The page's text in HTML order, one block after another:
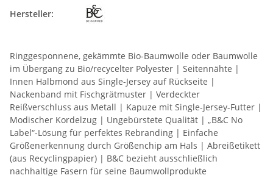
Hersteller:
Ringgesponnene, gekämmte Bio-Baumwolle oder Baumwolle
im Übergang zu Bio/recycelter Polyester | Seitennähte |
Innen Halbmond aus Single-Jersey auf Rückseite |
Nackenband mit Fischgrätmuster | Verdeckter
Reißverschluss aus Metall | Kapuze mit Single-Jersey-Futter |
Modischer Kordelzug | Ungebürstete Qualität | „B&C No
Label“-Lösung für perfektes Rebranding | Einfache
Größenerkennung durch Größenchip am Hals | Abreißetikett
(aus Recyclingpapier) | B&C bezieht ausschließlich
nachhaltige Fasern für seine Baumwollprodukte